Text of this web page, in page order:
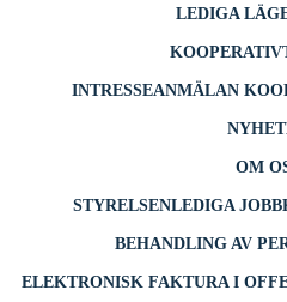
LEDIGA
INTRESSEANMÄLAN
OM
STYRELSENLEDIGA JOBB
BEHANDLING AV
ELEKTRONISK FAKTURA I